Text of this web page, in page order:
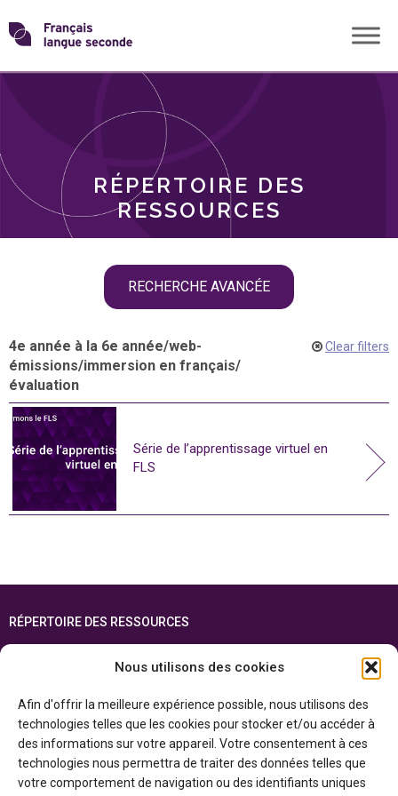
Nous utilisons des cookies
Afin d'offrir la meilleure expérience possible, nous utilisons des
technologies telles que les cookies pour stocker et/ou accéder à
des informations sur votre appareil. Votre consentement à ces
technologies nous permettra de traiter des données telles que
votre comportement de navigation ou des identifiants uniques
Skip
toTransformons
langue
RÉPERTOIRE DES
RESSOURCES
RECHERCHE AVANCÉE
THÈMES
4e année à la 6e année/web-
émissions/immersion en français/
évaluation
Clear filters
Série de l’apprentissage virtuel en
FLS
RÉPERTOIRE DES RESSOURCES
ENGLISH
Cette ressource est réalisée grâce au soutien financier du gouvernement de
l’Ontario et du gouvernement duCanada par l’entremise du ministère du
Patrimoine canadien